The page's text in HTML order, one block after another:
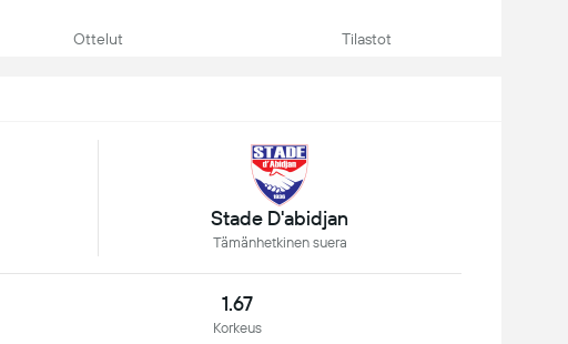
Ottelut Tilastot
Stade D'abidjan
Tämänhetkinen suera
1.67
Korkeus